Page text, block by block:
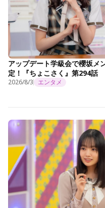
アップデート学級会で櫻坂メ
定！『ちょこさく』第294話
2026/8/3 エンタメ